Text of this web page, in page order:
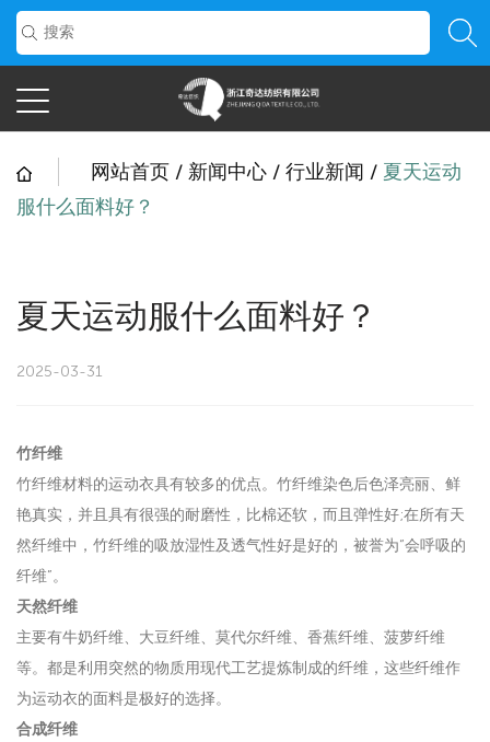
网站首页 / 新闻中心 / 行业新闻 / 夏天运动
服什么面料好？
夏天运动服什么面料好？
2025-03-31
竹纤维
竹纤维材料的运动衣具有较多的优点。竹纤维染色后色泽亮丽、鲜
艳真实，并且具有很强的耐磨性，比棉还软，而且弹性好;在所有天
然纤维中，竹纤维的吸放湿性及透气性好是好的，被誉为“会呼吸的
纤维”。
天然纤维
主要有牛奶纤维、大豆纤维、莫代尔纤维、香蕉纤维、菠萝纤维
等。都是利用突然的物质用现代工艺提炼制成的纤维，这些纤维作
为运动衣的面料是极好的选择。
合成纤维